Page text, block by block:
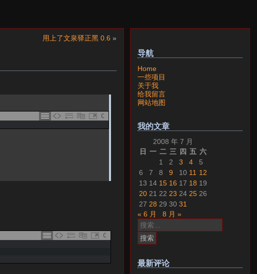
用上了文泉驿正黑 0.6 »
C
C
导航
Home
一些项目
关于我
给我留言
网站地图
我的文章
2008 年 7 月
日 一 二 三 四 五 六
1
2 3 4
5
6
7 8 9 10 11 12
13 14 15 16 17 18 19
20 21 22 23 24 25 26
27 28 29 30 31
« 6 月
8 月 »
搜
索：
最新评论